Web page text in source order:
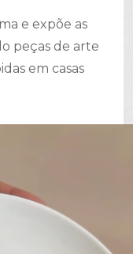
e expõe as
peças de arte
em casas